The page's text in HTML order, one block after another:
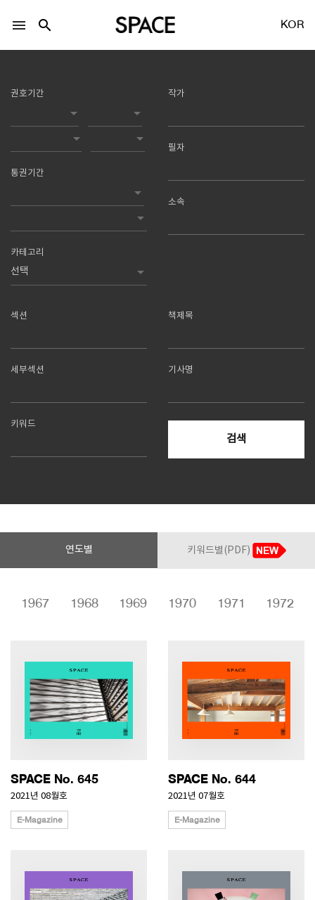
LOGIN
Facebook 로그인
공지사항
광고문의
menu search KOR
권호기간
통권기간
카테고리
작가
필자
소속
섹션
세부섹션
키워드
책제목
기사명
검색
연도별 키워드별(PDF)
1967 1968 1969 1970 1971 1972
SPACE No. 645
2021년 08월호
E-Magazine
SPACE No. 644
2021년 07월호
E-Magazine